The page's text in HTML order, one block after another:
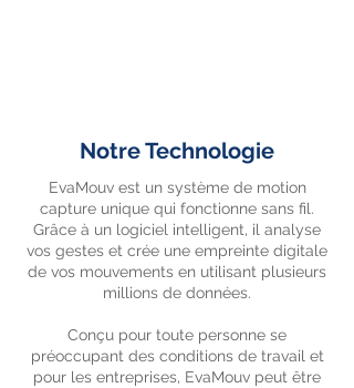
Notre Technologie
EvaMouv est un système de motion
capture unique qui fonctionne sans fil.
Grâce à un logiciel intelligent, il analyse
vos gestes et crée une empreinte digitale
de vos mouvements en utilisant plusieurs
millions de données.
Conçu pour toute personne se
préoccupant des conditions de travail et
pour les entreprises, EvaMouv peut être